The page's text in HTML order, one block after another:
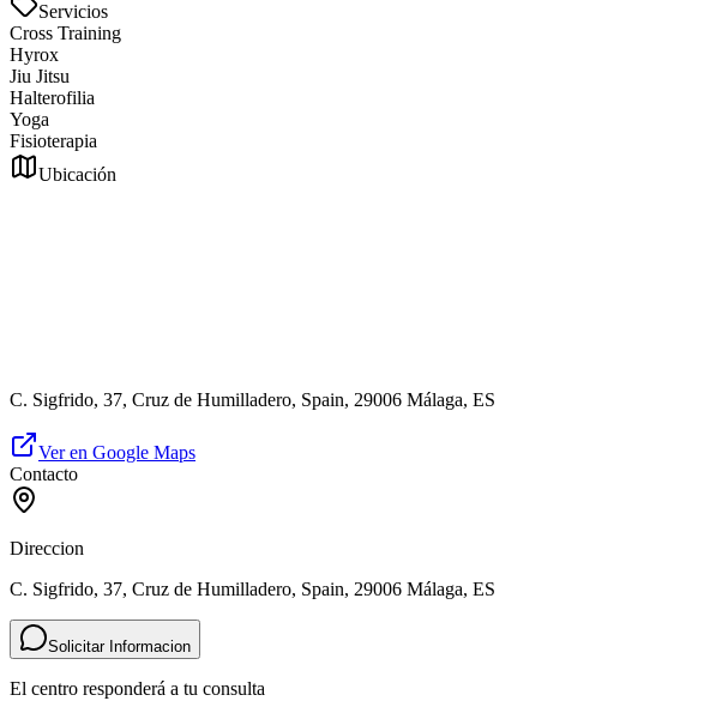
Servicios
Cross Training
Hyrox
Jiu Jitsu
Halterofilia
Yoga
Fisioterapia
Ubicación
C. Sigfrido, 37, Cruz de Humilladero, Spain, 29006 Málaga, ES
Ver en Google Maps
Contacto
Direccion
C. Sigfrido, 37, Cruz de Humilladero, Spain, 29006 Málaga, ES
Solicitar Informacion
El centro responderá a tu consulta